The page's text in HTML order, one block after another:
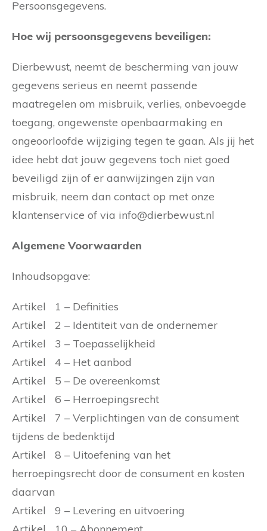
Persoonsgegevens.
Hoe wij persoonsgegevens beveiligen:
Dierbewust, neemt de bescherming van jouw
gegevens serieus en neemt passende
maatregelen om misbruik, verlies, onbevoegde
toegang, ongewenste openbaarmaking en
ongeoorloofde wijziging tegen te gaan. Als jij het
idee hebt dat jouw gegevens toch niet goed
beveiligd zijn of er aanwijzingen zijn van
misbruik, neem dan contact op met onze
klantenservice of via info@dierbewust.nl
Algemene Voorwaarden
Inhoudsopgave:
Artikel 1 – Definities
Artikel 2 – Identiteit van de ondernemer
Artikel 3 – Toepasselijkheid
Artikel 4 – Het aanbod
Artikel 5 – De overeenkomst
Artikel 6 – Herroepingsrecht
Artikel 7 – Verplichtingen van de consument
tijdens de bedenktijd
Artikel 8 – Uitoefening van het
herroepingsrecht door de consument en kosten
daarvan
Artikel 9 – Levering en uitvoering